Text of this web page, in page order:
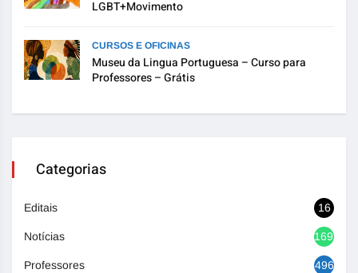
LGBT+Movimento
CURSOS E OFICINAS
Museu da Lingua Portuguesa – Curso para
Professores – Grátis
Categorias
Editais 16
Notícias 1692
Professores 496